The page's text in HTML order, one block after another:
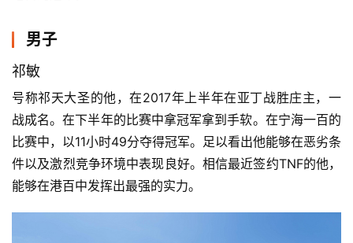
男子
祁敏
号称祁天大圣的他，在2017年上半年在亚丁战胜庄主，一
战成名。在下半年的比赛中拿冠军拿到手软。在宁海一百的
比赛中，以11小时49分夺得冠军。足以看出他能够在恶劣条
件以及激烈竞争环境中表现良好。相信最近签约TNF的他，
能够在港百中发挥出最强的实力。